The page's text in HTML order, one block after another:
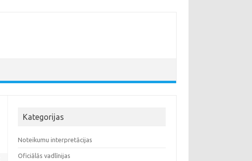
Kategorijas
Noteikumu interpretācijas
Oficiālās vadlīnijas